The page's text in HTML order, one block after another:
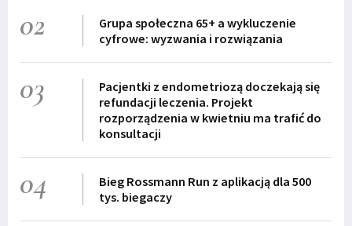
02
Grupa społeczna 65+ a wykluczenie
cyfrowe: wyzwania i rozwiązania
03
Pacjentki z endometriozą doczekają się
refundacji leczenia. Projekt
rozporządzenia w kwietniu ma trafić do
konsultacji
04
Bieg Rossmann Run z aplikacją dla 500
tys. biegaczy